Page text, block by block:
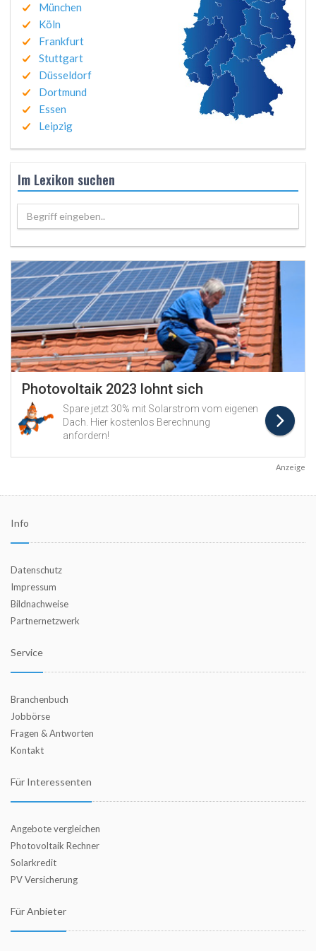
München
Köln
Frankfurt
Stuttgart
Düsseldorf
Dortmund
Essen
Leipzig
Im Lexikon suchen
Begriff eingeben..
Anzeige
Info
Datenschutz
Impressum
Bildnachweise
Partnernetzwerk
Service
Branchenbuch
Jobbörse
Fragen & Antworten
Kontakt
Für Interessenten
Angebote vergleichen
Photovoltaik Rechner
Solarkredit
PV Versicherung
Für Anbieter